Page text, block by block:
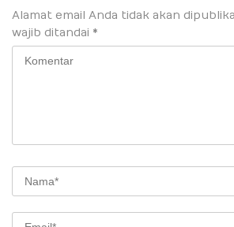
Alamat email Anda tidak akan
wajib ditandai *